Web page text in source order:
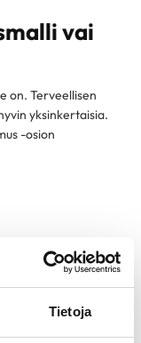
Tietoja
vai
on. Terveellisen
yksinkertaisia.
-osion